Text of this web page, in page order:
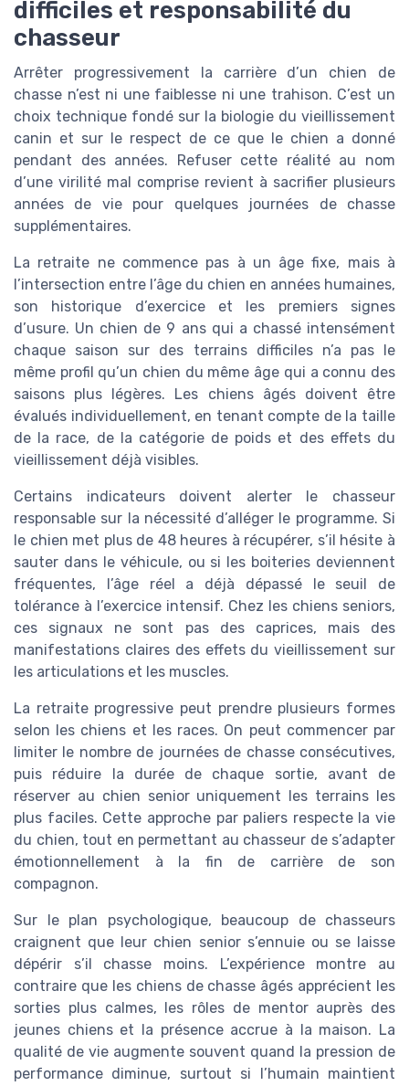
difficiles et responsabilité du
chasseur
Arrêter progressivement la carrière d’un chien de
chasse n’est ni une faiblesse ni une trahison. C’est un
choix technique fondé sur la biologie du vieillissement
canin et sur le respect de ce que le chien a donné
pendant des années. Refuser cette réalité au nom
d’une virilité mal comprise revient à sacrifier plusieurs
années de vie pour quelques journées de chasse
supplémentaires.
La retraite ne commence pas à un âge fixe, mais à
l’intersection entre l’âge du chien en années humaines,
son historique d’exercice et les premiers signes
d’usure. Un chien de 9 ans qui a chassé intensément
chaque saison sur des terrains difficiles n’a pas le
même profil qu’un chien du même âge qui a connu des
saisons plus légères. Les chiens âgés doivent être
évalués individuellement, en tenant compte de la taille
de la race, de la catégorie de poids et des effets du
vieillissement déjà visibles.
Certains indicateurs doivent alerter le chasseur
responsable sur la nécessité d’alléger le programme. Si
le chien met plus de 48 heures à récupérer, s’il hésite à
sauter dans le véhicule, ou si les boiteries deviennent
fréquentes, l’âge réel a déjà dépassé le seuil de
tolérance à l’exercice intensif. Chez les chiens seniors,
ces signaux ne sont pas des caprices, mais des
manifestations claires des effets du vieillissement sur
les articulations et les muscles.
La retraite progressive peut prendre plusieurs formes
selon les chiens et les races. On peut commencer par
limiter le nombre de journées de chasse consécutives,
puis réduire la durée de chaque sortie, avant de
réserver au chien senior uniquement les terrains les
plus faciles. Cette approche par paliers respecte la vie
du chien, tout en permettant au chasseur de s’adapter
émotionnellement à la fin de carrière de son
compagnon.
Sur le plan psychologique, beaucoup de chasseurs
craignent que leur chien senior s’ennuie ou se laisse
dépérir s’il chasse moins. L’expérience montre au
contraire que les chiens de chasse âgés apprécient les
sorties plus calmes, les rôles de mentor auprès des
jeunes chiens et la présence accrue à la maison. La
qualité de vie augmente souvent quand la pression de
performance diminue, surtout si l’humain maintient